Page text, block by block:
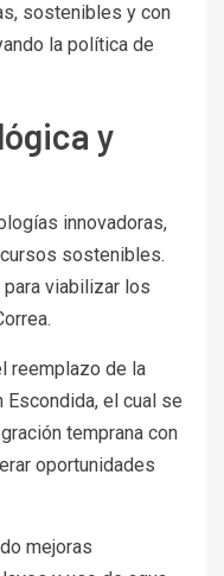
sostenibles y con
la política de
y
innovadoras,
sostenibles.
para viabilizar los
reemplazo de la
el cual se
temprana con
oportunidades
mejoras